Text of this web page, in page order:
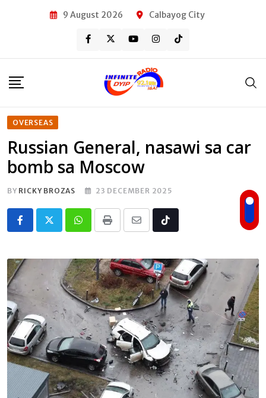
9 August 2026 Calbayog City
OVERSEAS
Russian General, nasawi sa car
bomb sa Moscow
BY RICKY BROZAS 23 DECEMBER 2025
Whatsapp
Print
Share
Email
Tiktok